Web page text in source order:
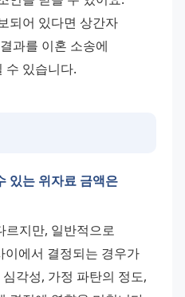
되어 있다면 상간자
과를 이혼 소송에
수 있습니다.
있는 위자료 금액은
르지만, 일반적으로
에서 결정되는 경우가
각성, 가정 파탄의 정도,